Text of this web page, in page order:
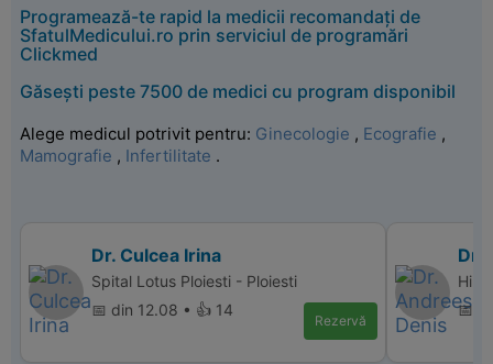
Programează-te rapid la medicii recomandați de
SfatulMedicului.ro prin serviciul de programări
Clickmed
Găsești peste 7500 de medici cu program disponibil
Alege medicul potrivit pentru: Ginecologie , Ecografie ,
Mamografie , Infertilitate .
Dr. Culcea Irina
Spital Lotus Ploiesti - Ploiesti
📅 din 12.08 • 👍 14
Rezervă
Dr.
📅